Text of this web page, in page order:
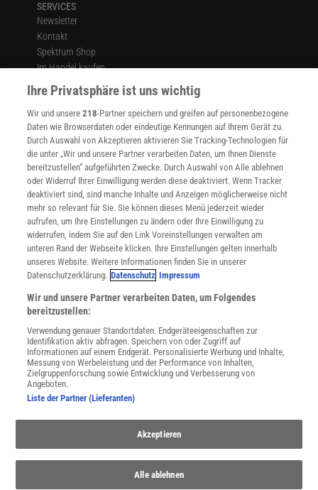
SERVICES
Newsletter
Kontakt
Spektrum Shop
Im Handel kaufen
Presse
Verträge kündigen
Widerruf
INFO
Mediadaten
Datenschutz
Nutzungsbedingungen
Cookie-Einstellungen
Utiq verwalten
Nutzungsbasierte Onlinewerbung
Alle Artikel
Impressum
Angebote für Schulen
Angebote für Institutionen
Sprachen lernen mit Gymglish
Lexika
Für Spektrum schreiben
Zugänglichkeitserklärung
WEBSEITEN
KielSCN
Wissenschaft in die Schulen
SciLogs
Ihre Privatsphäre ist uns wichtig
Wir und unsere218-Partner speichern und greifen auf personenbezogene
Daten wie Browserdaten oder eindeutige Kennungen auf Ihrem Gerät zu.
Durch Auswahl von Akzeptieren aktivieren Sie Tracking-Technologien für
die unter „Wir und unsere Partner verarbeiten Daten, um Ihnen Dienste
bereitzustellen“ aufgeführten Zwecke. Durch Auswahl von Alle ablehnen
oder Widerruf Ihrer Einwilligung werden diese deaktiviert. Wenn Tracker
deaktiviert sind, sind manche Inhalte und Anzeigen möglicherweise nicht
mehr so relevant für Sie. Sie können dieses Menü jederzeit wieder
aufrufen, um Ihre Einstellungen zu ändern oder Ihre Einwilligung zu
widerrufen, indem Sie auf den Link Voreinstellungen verwalten am
unteren Rand der Webseite klicken. Ihre Einstellungen gelten innerhalb
unseres Website. Weitere Informationen finden Sie in unserer
Datenschutzerklärung. Datenschutz Impressum
Wir und unsere Partner verarbeiten Daten, um Folgendes
bereitzustellen:
Verwendung genauer Standortdaten. Endgeräteeigenschaften zur
Identifikation aktiv abfragen. Speichern von oder Zugriff auf
Informationen auf einem Endgerät. Personalisierte Werbung und Inhalte,
Messung von Werbeleistung und der Performance von Inhalten,
Zielgruppenforschung sowie Entwicklung und Verbesserung von
Angeboten.
Liste der Partner (Lieferanten)
Akzeptieren
Alle ablehnen